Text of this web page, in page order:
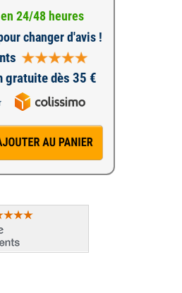
24/48 heures
changer d'avis !
gratuite dès 35 €